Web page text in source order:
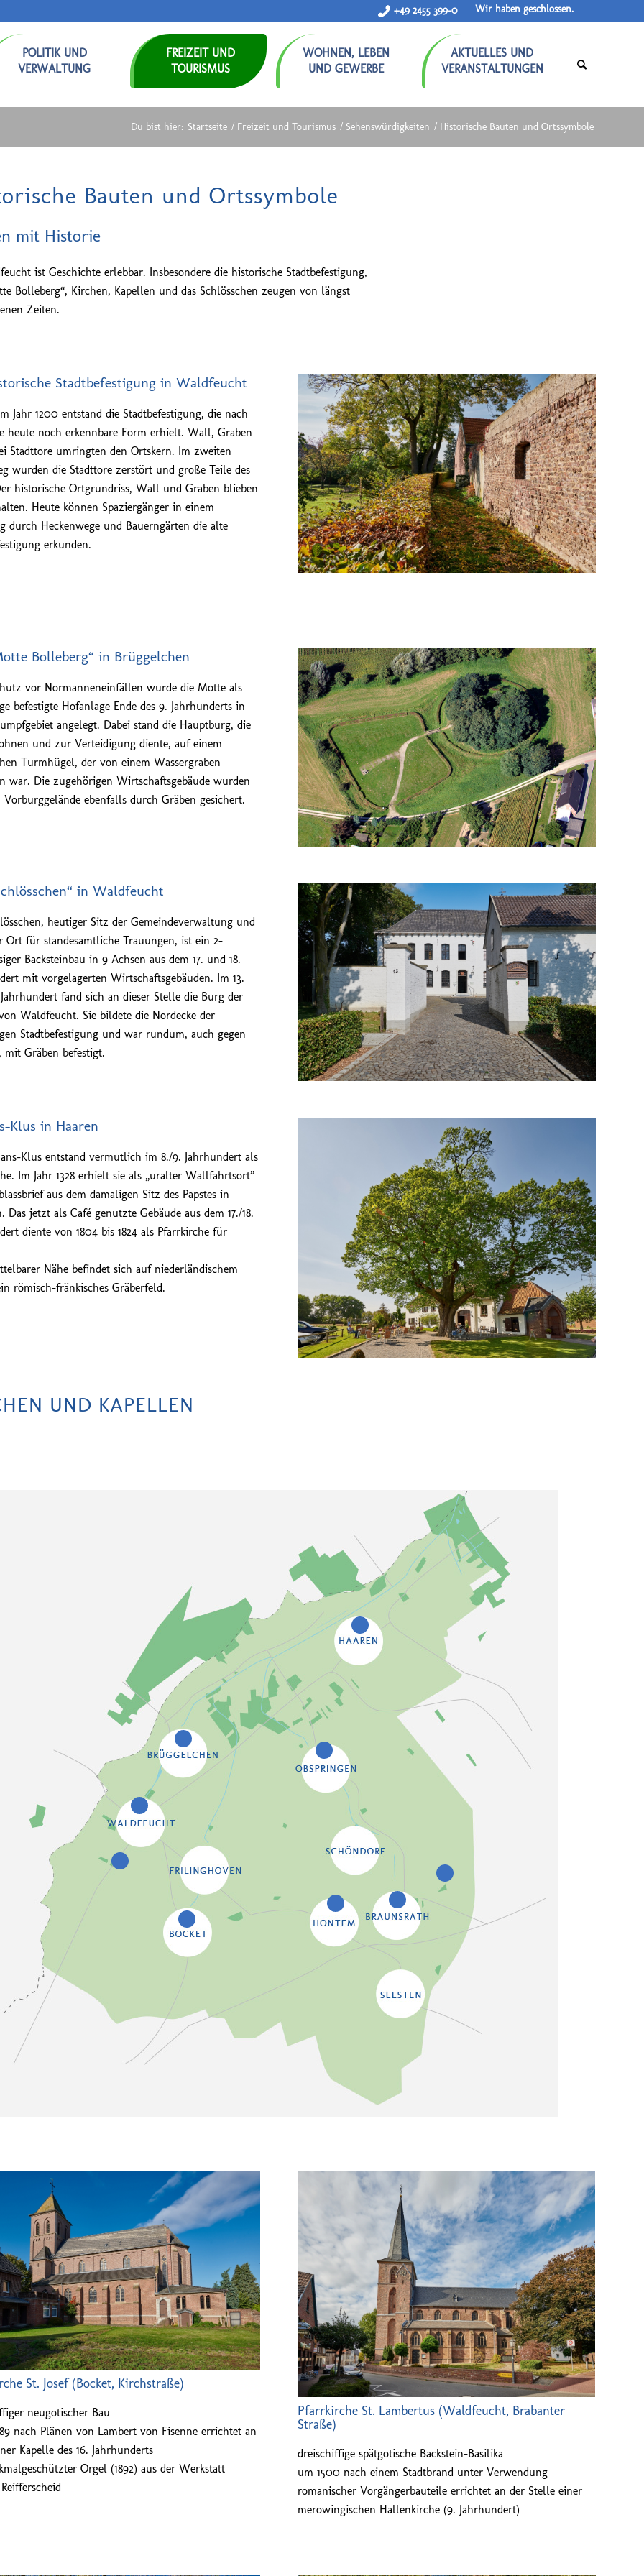
+49 2455 399-0 Wir haben geschlossen.
POLITIK UND
VERWALTUNG
FREIZEIT UND
TOURISMUS
WOHNEN, LEBEN
UND GEWERBE
AKTUELLES UND
VERANSTALTUNGEN
Du bist hier: Startseite / Freizeit und Tourismus / Sehenswürdigkeiten / Historische Bauten und Ortssymbole
Bauten und Ortssymbole
mit Historie
ist Geschichte erlebbar. Insbesondere die historische Stadtbefestigung,
Bolleberg“, Kirchen, Kapellen und das Schlösschen zeugen von längst
Zeiten.
Stadtbefestigung in Waldfeucht
Jahr 1200 entstand die Stadtbefestigung, die nach
heute noch erkennbare Form erhielt. Wall, Graben
Stadttore umringten den Ortskern. Im zweiten
wurden die Stadttore zerstört und große Teile des
historische Ortgrundriss, Wall und Graben blieben
Heute können Spaziergänger in einem
durch Heckenwege und Bauerngärten die alte
erkunden.
Bolleberg“ in Brüggelchen
vor Normanneneinfällen wurde die Motte als
befestigte Hofanlage Ende des 9. Jahrhunderts in
angelegt. Dabei stand die Hauptburg, die
und zur Verteidigung diente, auf einem
Turmhügel, der von einem Wassergraben
war. Die zugehörigen Wirtschaftsgebäude wurden
Vorburggelände ebenfalls durch Gräben gesichert.
in Waldfeucht
heutiger Sitz der Gemeindeverwaltung und
Ort für standesamtliche Trauungen, ist ein 2-
Backsteinbau in 9 Achsen aus dem 17. und 18.
mit vorgelagerten Wirtschaftsgebäuden. Im 13.
fand sich an dieser Stelle die Burg der
Waldfeucht. Sie bildete die Nordecke der
Stadtbefestigung und war rundum, auch gegen
mit Gräben befestigt.
Klus in Haaren
Klus entstand vermutlich im 8./9. Jahrhundert als
Im Jahr 1328 erhielt sie als „uralter Wallfahrtsort”
aus dem damaligen Sitz des Papstes in
Das jetzt als Café genutzte Gebäude aus dem 17./18.
diente von 1804 bis 1824 als Pfarrkirche für
Nähe befindet sich auf niederländischem
römisch-fränkisches Gräberfeld.
UND KAPELLEN
1
3
4
5
6
7
8
9
St. Josef (Bocket, Kirchstraße)
neugotischer Bau
nach Plänen von Lambert von Fisenne errichtet an
Kapelle des 16. Jahrhunderts
Orgel (1892) aus der Werkstatt
Pfarrkirche St. Lambertus (Waldfeucht, Brabanter
Straße)
dreischiffige spätgotische Backstein-Basilika
um 1500 nach einem Stadtbrand unter Verwendung
romanischer Vorgängerbauteile errichtet an der Stelle einer
merowingischen Hallenkirche (9. Jahrhundert)